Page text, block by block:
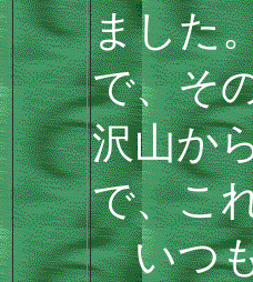
ました
で、そ
沢山か
で、こ
いつも